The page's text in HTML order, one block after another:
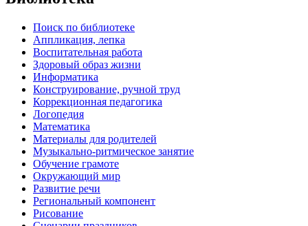
Поиск по библиотеке
Аппликация, лепка
Воспитательная работа
Здоровый образ жизни
Информатика
Конструирование, ручной труд
Коррекционная педагогика
Логопедия
Математика
Материалы для родителей
Музыкально-ритмическое занятие
Обучение грамоте
Окружающий мир
Развитие речи
Региональный компонент
Рисование